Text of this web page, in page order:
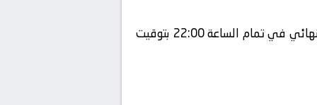
يلتقي اليوم 2026-04-18 كلا من أتلتيكو مدريد و ريال سوسيداد في بطولة إسبانيا, كأس ملك إسبانيا – النهائي في تمام الساعة 22:00 بتوقيت